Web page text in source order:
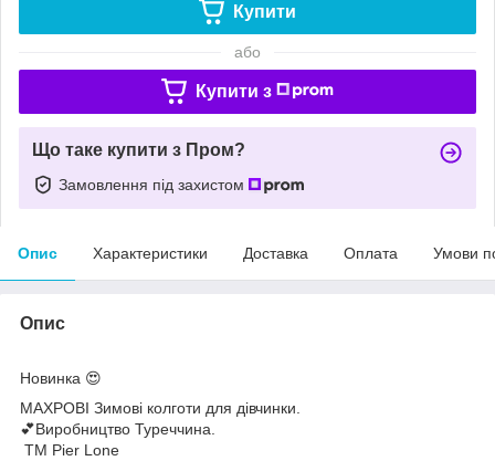
Купити
або
Купити з
Що таке купити з Пром?
Замовлення під захистом
Опис Характеристики Доставка Оплата Умови
Опис
Новинка 😍
МАХРОВІ Зимові колготи для дівчинки.
💕Виробництво Туреччина.
ТМ Pier Lone